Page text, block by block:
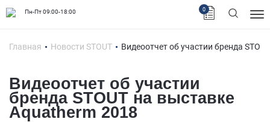
Пн-Пт 09:00-18:00 0
Главная Новости STOUT Видеоотчет об участии бренда
Видеоотчет об участии
бренда STOUT на выставке
Aquatherm 2018